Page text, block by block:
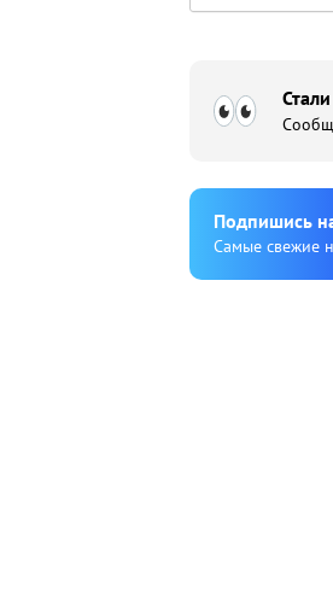
Подпишиcь
Cамые свежие